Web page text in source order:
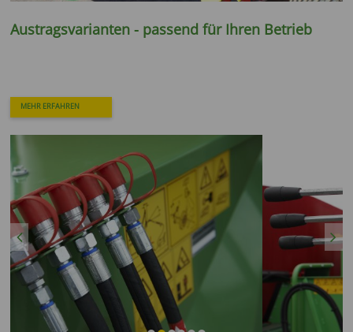
Austragsvarianten - passend für Ihren Betrieb
MEHR ERFAHREN
Previous